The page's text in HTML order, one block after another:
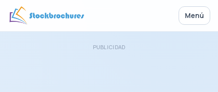
Menú
PUBLICIDAD